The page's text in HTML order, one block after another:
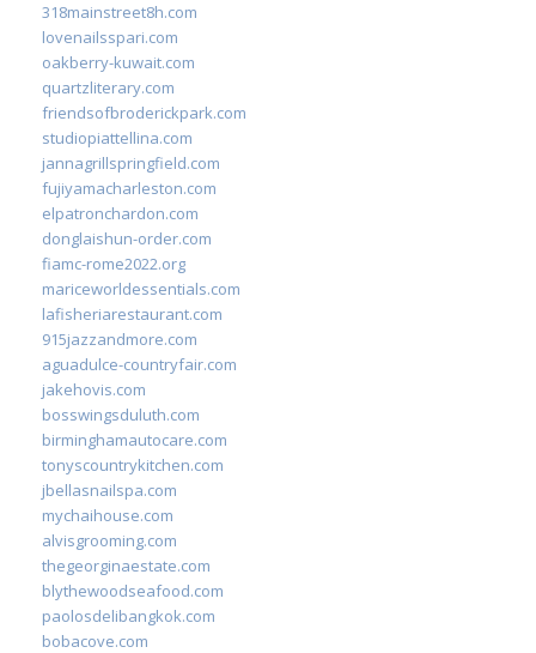
318mainstreet8h.com
lovenailsspari.com
oakberry-kuwait.com
quartzliterary.com
friendsofbroderickpark.com
studiopiattellina.com
jannagrillspringfield.com
fujiyamacharleston.com
elpatronchardon.com
donglaishun-order.com
fiamc-rome2022.org
mariceworldessentials.com
lafisheriarestaurant.com
915jazzandmore.com
aguadulce-countryfair.com
jakehovis.com
bosswingsduluth.com
birminghamautocare.com
tonyscountrykitchen.com
jbellasnailspa.com
mychaihouse.com
alvisgrooming.com
thegeorginaestate.com
blythewoodseafood.com
paolosdelibangkok.com
bobacove.com